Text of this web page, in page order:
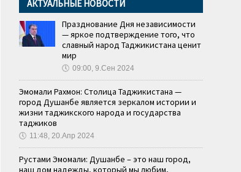
АКТУАЛЬНЫЕ НОВОСТИ
Празднование Дня независимости
— яркое подтверждение того, что
славный народ Таджикистана ценит
мир
🕔 09:00, 9.Сен 2024
Эмомали Рахмон: Столица Таджикистана —
город Душанбе является зеркалом истории и
жизни таджикского народа и государства
таджиков
🕔 11:48, 20.Апр 2024
Рустами Эмомали: Душанбе – это наш город,
наш дом надежды, который мы любим,